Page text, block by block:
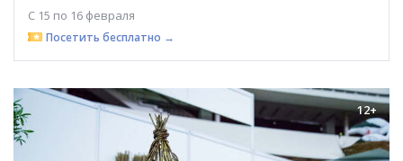
С 15 по 16 февраля
Посетить бесплатно →
12+